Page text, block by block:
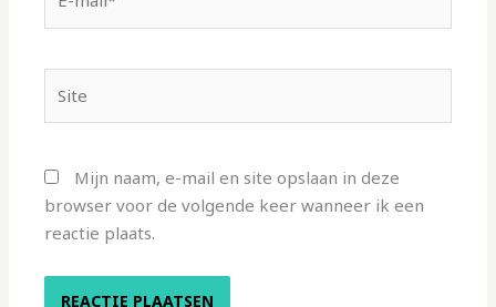
mail*
Mijn naam, e-mail en site opslaan in deze
browser voor de volgende keer wanneer ik een
reactie plaats.